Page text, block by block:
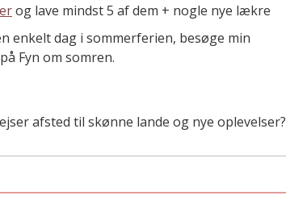
og lave mindst 5 af dem + nogle nye lækre
enkelt dag i sommerferien, besøge min
Fyn om somren.
afsted til skønne lande og nye oplevelser?